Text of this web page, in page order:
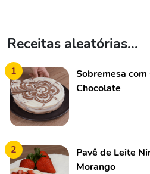
Receitas aleatórias...
1
Sobremesa com
Chocolate
2
Pavê de Leite
Morango